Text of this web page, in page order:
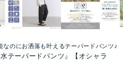
のにお洒落も叶えるテーパードパンツ♪
テーパードパンツ』【オシャラ